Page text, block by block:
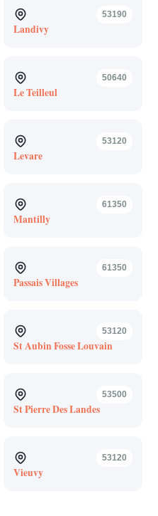
53190
Landivy
50640
Le Teilleul
53120
Levare
61350
Mantilly
61350
Passais Villages
53120
St Aubin Fosse Louvain
53500
St Pierre Des Landes
53120
Vieuvy